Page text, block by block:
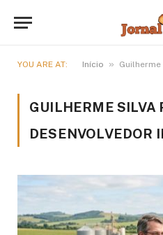
YOU ARE AT: Início » Guilherme
GUILHERME SILVA
DESENVOLVEDOR